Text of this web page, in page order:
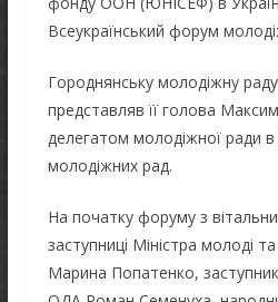
Всеукраїнський форум
Городнянську молодіжну
представляв її голова
делегатом молодіжної ради в
молодіжних рад.
На початку форуму з
заступниці Міністра молоді
Марина Попатенко, заступник